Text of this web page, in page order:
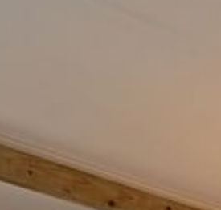
Het ontbijt dat we u serveren,
zoet beleg. Teveel om op te
de tijd die u prettig vindt. Bij